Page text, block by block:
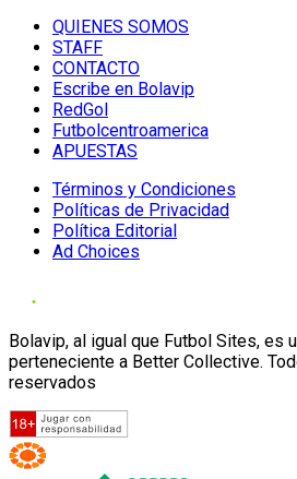
QUIENES SOMOS
STAFF
CONTACTO
Escribe en Bolavip
RedGol
Futbolcentroamerica
APUESTAS
Términos y Condiciones
Políticas de Privacidad
Política Editorial
Ad Choices
Bolavip, al igual que Futbol Sites, es
perteneciente a Better Collective.
reservados